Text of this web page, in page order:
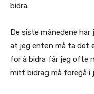
bidra.
De siste månedene
at jeg enten må ta det
for å bidra får jeg ofte
mitt bidrag må foregå i